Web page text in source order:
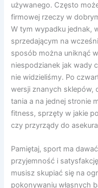
używanego. Często
firmowej rzeczy w
W tym wypadku jednak,
sprzedającym na
sposób można uniknąć
niespodzianek jak wady
nie widzieliśmy. Po
wersji znanych sklepów,
tania a na jednej stronie
fitness, sprzęty w jakie
czy przyrządy do
Pamiętaj, sport ma
przyjemność i
musisz skupiać się na
pokonywaniu własnych